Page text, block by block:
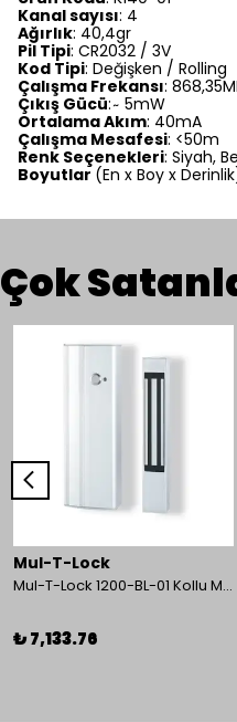
Kanal sayısı: 4
Ağırlık: 40,4gr
Pil Tipi: CR2032 / 3V
Kod Tipi: Değişken / Rolling
Çalışma Frekansı:
Çıkış Gücü: ̴ 5mW
Ortalama Akım: 40mA
Çalışma Mesafesi: <50m
Renk Seçenekleri: Siyah,
Boyutlar (En x Boy x
Çok
Mul-T-Lock
Mul-T-Lock 1200-BL-01 Kollu Manyetik Kilit 272 kg 600 Lbs
₺ 7,133.76